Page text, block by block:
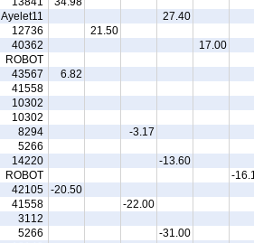
27.40
Ayelet11
21.50
12736
17.00
40362
ROBOT
6.82
43567
41558
10302
10302
-3.17
8294
5266
-13.60
14220
-
ROBOT
-20.50
42105
-22.00
41558
3112
-31.00
5266